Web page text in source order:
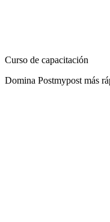
Curso de capacitación
Domina Postmypost más